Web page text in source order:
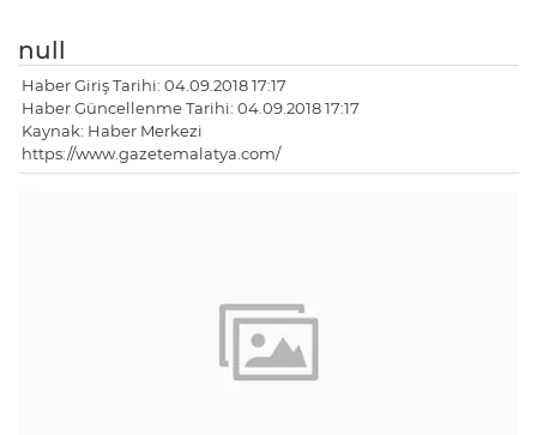
null
Haber Giriş Tarihi: 04.09.2018 17:17
Haber Güncellenme Tarihi: 04.09.2018 17:17
Kaynak: Haber Merkezi
https://www.gazetemalatya.com/